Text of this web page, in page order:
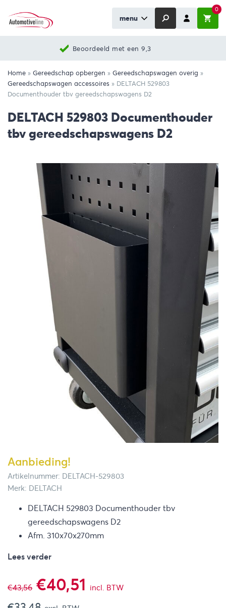
menu
0
Beoordeeld met een 9,3
Home » Gereedschap opbergen » Gereedschapswagen overig »
Gereedschapswagen accessoires » DELTACH 529803
Documenthouder tbv gereedschapswagens D2
DELTACH 529803 Documenthouder
tbv gereedschapswagens D2
Aanbieding!
Artikelnummer: DELTACH-529803
Merk: DELTACH
DELTACH 529803 Documenthouder tbv
gereedschapswagens D2
Afm. 310x70x270mm
Lees verder
€43,56 Oorspronkelijke
€40,51 Huidige
incl. BTW